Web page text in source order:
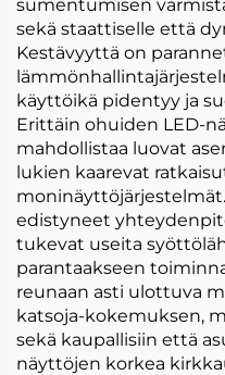
sumentumisen
sekä staattiselle että
Kestävyyttä on
käyttöikä pidentyy ja
Erittäin ohuiden LED-
mahdollistaa luovat
lukien kaarevat
edistyneet
tukevat useita
parantaakseen
reunaan asti ulottuva
katsoja-kokemuksen,
sekä kaupallisiin että
näyttöjen korkea